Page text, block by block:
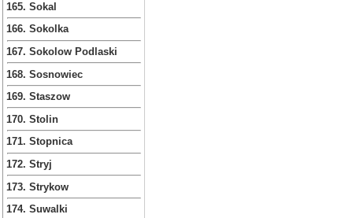
165. Sokal
166. Sokolka
167. Sokolow Podlaski
168. Sosnowiec
169. Staszow
170. Stolin
171. Stopnica
172. Stryj
173. Strykow
174. Suwalki